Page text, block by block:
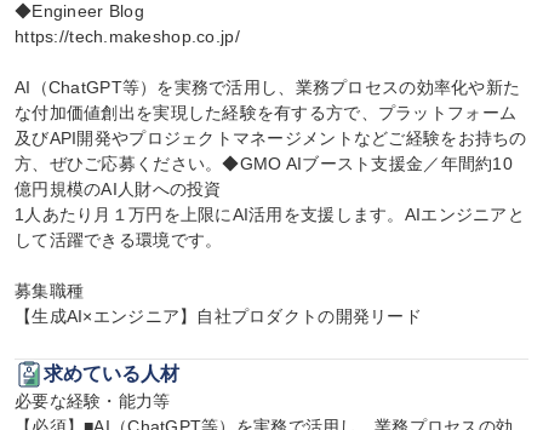
◆Engineer Blog
https://tech.makeshop.co.jp/
AI（ChatGPT等）を実務で活用し、業務プロセスの効率化や新た
な付加価値創出を実現した経験を有する方で、プラットフォーム
及びAPI開発やプロジェクトマネージメントなどご経験をお持ちの
方、ぜひご応募ください。◆GMO AIブースト支援金／年間約10
億円規模のAI人財への投資
1人あたり月１万円を上限にAI活用を支援します。AIエンジニアと
して活躍できる環境です。
募集職種
【生成AI×エンジニア】自社プロダクトの開発リード
求めている人材
必要な経験・能力等